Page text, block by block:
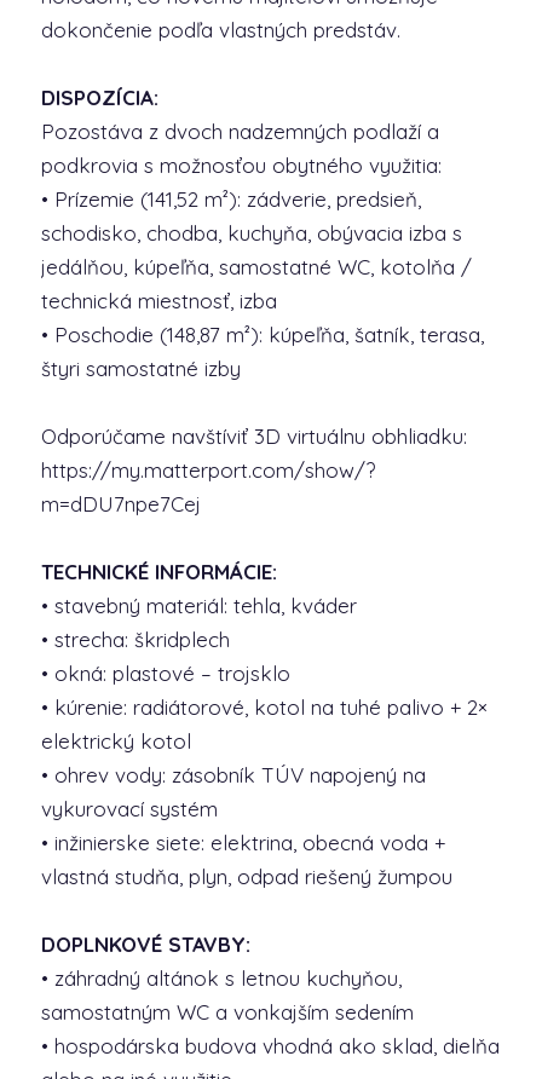
dokončenie podľa vlastných predstáv.
DISPOZÍCIA:
Pozostáva z dvoch nadzemných podlaží a
podkrovia s možnosťou obytného využitia:
• Prízemie (141,52 m²): zádverie, predsieň,
schodisko, chodba, kuchyňa, obývacia izba s
jedálňou, kúpeľňa, samostatné WC, kotolňa /
technická miestnosť, izba
• Poschodie (148,87 m²): kúpeľňa, šatník, terasa,
štyri samostatné izby
Odporúčame navštíviť 3D virtuálnu obhliadku:
https://my.matterport.com/show/?
m=dDU7npe7Cej
TECHNICKÉ INFORMÁCIE:
• stavebný materiál: tehla, kváder
• strecha: škridplech
• okná: plastové – trojsklo
• kúrenie: radiátorové, kotol na tuhé palivo + 2×
elektrický kotol
• ohrev vody: zásobník TÚV napojený na
vykurovací systém
• inžinierske siete: elektrina, obecná voda +
vlastná studňa, plyn, odpad riešený žumpou
DOPLNKOVÉ STAVBY:
• záhradný altánok s letnou kuchyňou,
samostatným WC a vonkajším sedením
• hospodárska budova vhodná ako sklad, dielňa